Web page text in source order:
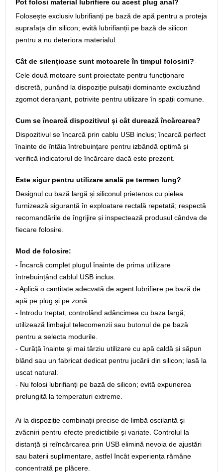
Pot folosi material lubrifiere cu acest plug anal?
Folosește exclusiv lubrifianți pe bază de apă pentru a proteja
suprafața din silicon; evită lubrifianții pe bază de silicon
pentru a nu deteriora materialul.
Cât de silențioase sunt motoarele în timpul folosirii?
Cele două motoare sunt proiectate pentru funcționare
discretă, punând la dispoziție pulsații dominante excluzând
zgomot deranjant, potrivite pentru utilizare în spații comune.
Cum se încarcă dispozitivul și cât durează încărcarea?
Dispozitivul se încarcă prin cablu USB inclus; încarcă perfect
înainte de întâia întrebuințare pentru izbândă optimă și
verifică indicatorul de încărcare dacă este prezent.
Este sigur pentru utilizare anală pe termen lung?
Designul cu bază largă și siliconul prietenos cu pielea
furnizează siguranță în exploatare rectală repetată; respectă
recomandările de îngrijire și inspectează produsul cândva de
fiecare folosire.
Mod de folosire:
- Încarcă complet plugul înainte de prima utilizare
întrebuințând cablul USB inclus.
- Aplică o cantitate adecvată de agent lubrifiere pe bază de
apă pe plug și pe zonă.
- Introdu treptat, controlând adâncimea cu baza largă;
utilizează limbajul telecomenzii sau butonul de pe bază
pentru a selecta modurile.
- Curăță înainte și mai târziu utilizare cu apă caldă și săpun
blând sau un fabricat dedicat pentru jucării din silicon; lasă la
uscat natural.
- Nu folosi lubrifianți pe bază de silicon; evită expunerea
prelungită la temperaturi extreme.
Ai la dispoziție combinații precise de limbă oscilantă și
zvâcniri pentru efecte predictibile și variate. Controlul la
distanță și reîncărcarea prin USB elimină nevoia de ajustări
sau baterii suplimentare, astfel încât experiența rămâne
concentrată pe plăcere.